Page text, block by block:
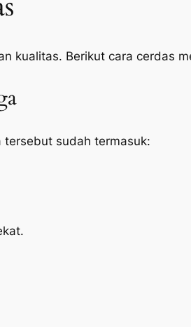
kualitas. Berikut cara cerdas
tersebut sudah termasuk: